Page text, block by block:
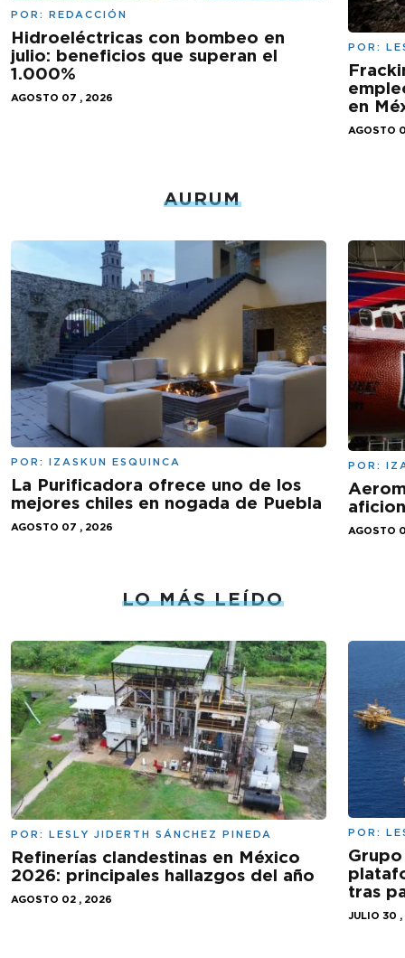
POR: REDACCIÓN
Hidroeléctricas con bombeo en
julio: beneficios que superan el
1.000%
AGOSTO 07 , 2026
POR:
en
AGOSTO
AURUM
POR: IZASKUN ESQUINCA
La Purificadora ofrece uno de los
mejores chiles en nogada de Puebla
AGOSTO 07 , 2026
POR:
AGOSTO
LO MÁS LEÍDO
POR: LESLY JIDERTH SÁNCHEZ PINEDA
Refinerías clandestinas en México
2026: principales hallazgos del año
AGOSTO 02 , 2026
POR:
tras
JULIO 30